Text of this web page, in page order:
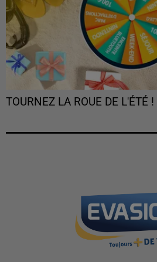
TOURNEZ LA ROUE DE L'ÉTÉ !